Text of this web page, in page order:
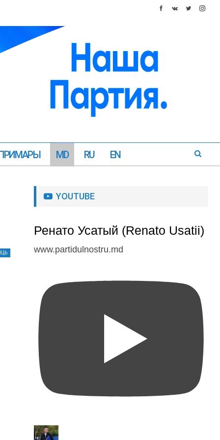
MD RU EN
YOUTUBE
Ренато Усатый (Renato Usatii)
www.partidulnostru.md